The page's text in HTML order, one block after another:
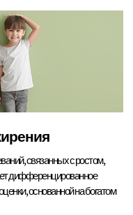
связанных с ростом,
дифференцированное
основанной на богатом